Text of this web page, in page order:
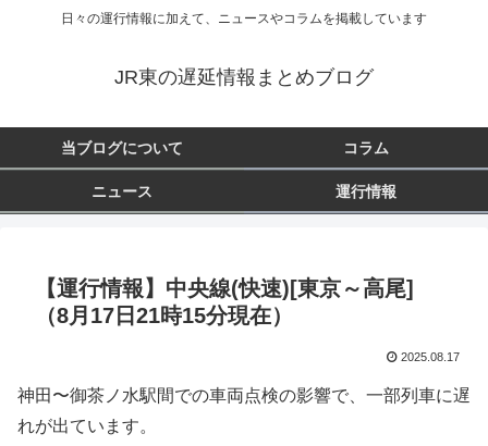
日々の運行情報に加えて、ニュースやコラムを掲載しています
JR東の遅延情報まとめブログ
当ブログについて コラム
ニュース 運行情報
【運行情報】中央線(快速)[東京～高尾]
（8月17日21時15分現在）
2025.08.17
神田〜御茶ノ水駅間での車両点検の影響で、一部列車に遅
れが出ています。